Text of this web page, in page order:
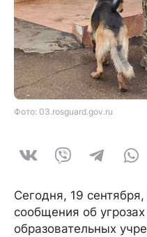
Фото: 03.rosguard.gov.ru
Сегодня, 19
сообщения об
образовательных